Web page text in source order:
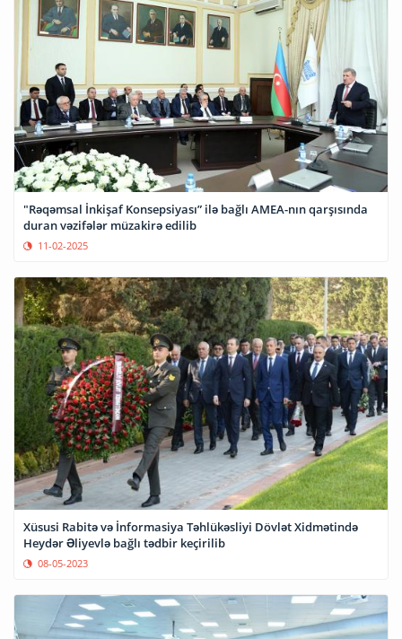
"Rəqəmsal İnkişaf Konsepsiyası” ilə bağlı AMEA-nın qarşısında
duran vəzifələr müzakirə edilib
11-02-2025
Xüsusi Rabitə və İnformasiya Təhlükəsliyi Dövlət Xidmətində
Heydər Əliyevlə bağlı tədbir keçirilib
08-05-2023